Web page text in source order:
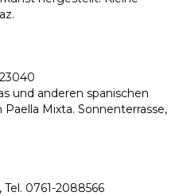
und anderen spanischen
Mixta. Sonnenterrasse,
0761-2088566